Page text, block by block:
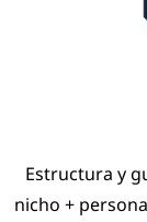
Estructura y
nicho +